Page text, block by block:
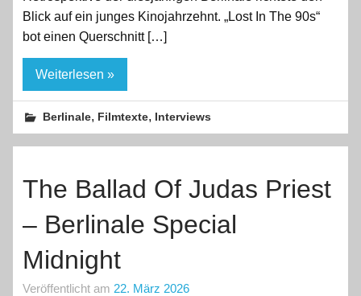
Blick auf ein junges Kinojahrzehnt. „Lost In The 90s“
bot einen Querschnitt […]
Weiterlesen »
Berlinale, Filmtexte, Interviews
The Ballad Of Judas Priest
– Berlinale Special
Midnight
Veröffentlicht am 22. März 2026